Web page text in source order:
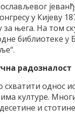
у Кијеву
за њега. На том
библиотеке у
радозналост
схватити однос
културе.
и